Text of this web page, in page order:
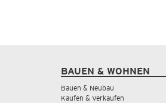
BAUEN & WOHNEN
Bauen & Neubau
Kaufen & Verkaufen